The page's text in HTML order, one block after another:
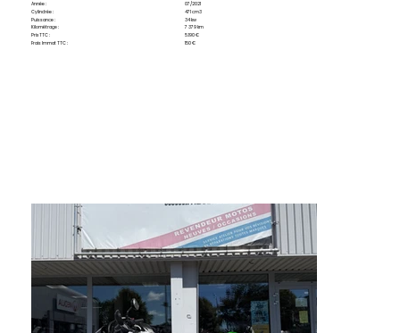
Année :
07/2021
Cylindrée :
471 cm3
Puissance :
34 kw
Kilométrage :
7 379 km
Prix TTC :
5.190 €
Frais Immat TTC :
150 €